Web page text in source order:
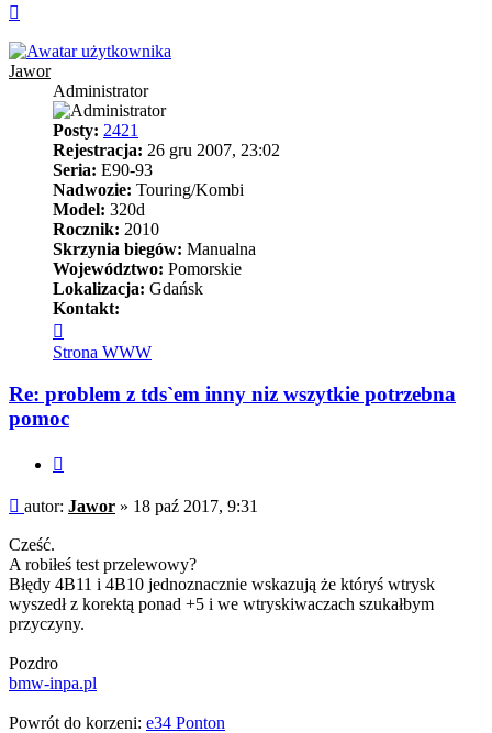
Jawor
Administrator
Posty: 2421
Rejestracja: 26 gru 2007, 23:02
Seria: E90-93
Nadwozie: Touring/Kombi
Model: 320d
Rocznik: 2010
Skrzynia biegów: Manualna
Województwo: Pomorskie
Lokalizacja: Gdańsk
Kontakt:
się
z
Jawor
Strona WWW
Re: problem z tds`em inny niz wszytkie potrzebna
pomoc
Post
autor: Jawor » 18 paź 2017, 9:31
Cześć.
A robiłeś test przelewowy?
Błędy 4B11 i 4B10 jednoznacznie wskazują że któryś wtrysk
wyszedł z korektą ponad +5 i we wtryskiwaczach szukałbym
przyczyny.
Pozdro
bmw-inpa.pl
Powrót do korzeni: e34 Ponton